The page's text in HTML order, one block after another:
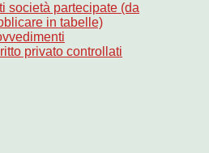
società partecipate (da
in tabelle)
privato controllati